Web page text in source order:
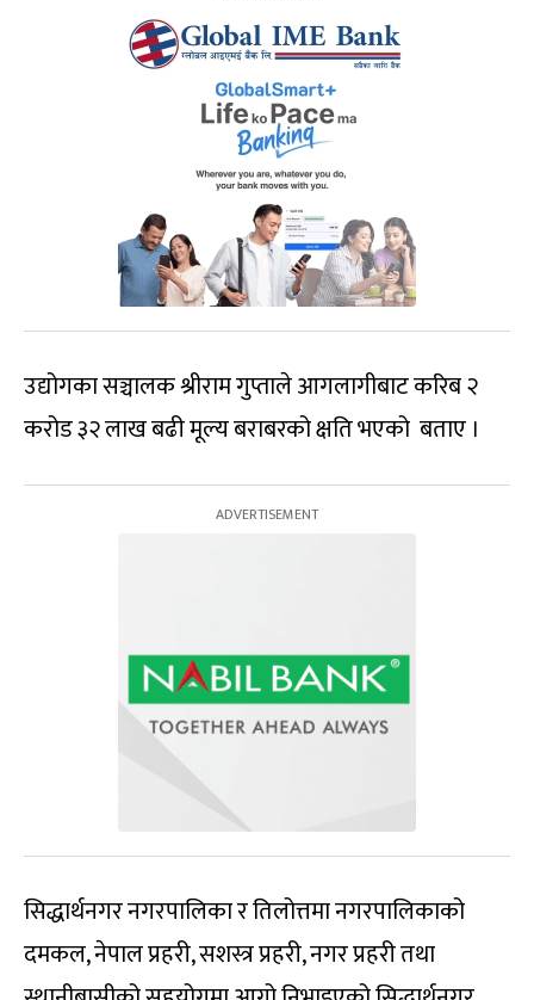
उद्योगका सञ्चालक श्रीराम गुप्ताले आगलागीबाट करिब २
करोड ३२ लाख बढी मूल्य बराबरको क्षति भएको बताए ।
सिद्धार्थनगर नगरपालिका र तिलोत्तमा नगरपालिकाको
दमकल, नेपाल प्रहरी, सशस्त्र प्रहरी, नगर प्रहरी तथा